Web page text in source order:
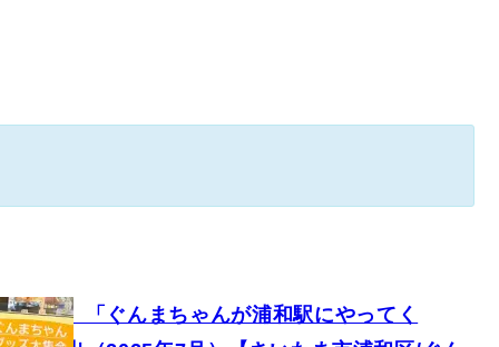
ャラ】「ぐんまちゃんが浦和駅にやってく